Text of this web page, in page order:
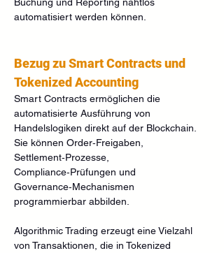
automatisiert werden können.
Bezug zu Smart Contracts und
Tokenized Accounting
Smart Contracts ermöglichen die
automatisierte Ausführung von
Handelslogiken direkt auf der Blockchain.
Sie können Order‑Freigaben,
Settlement‑Prozesse,
Compliance‑Prüfungen und
Governance‑Mechanismen
programmierbar abbilden.
Algorithmic Trading erzeugt eine Vielzahl
von Transaktionen, die in Tokenized